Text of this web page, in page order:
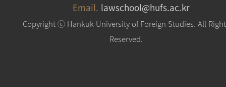
Email. lawschool@hufs.ac.kr
Copyright ⓒ Hankuk University of Foreign Studies. All
Reserved.